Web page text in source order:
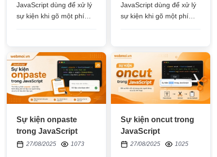
JavaScript dùng để xử lý
sự kiện khi gõ một phím
JavaScript dùng để xử lý
sự kiện khi gõ một phím
Sự kiện onpaste
trong JavaScript
27/08/2025 1073
Sự kiện oncut trong
JavaScript
27/08/2025 1025